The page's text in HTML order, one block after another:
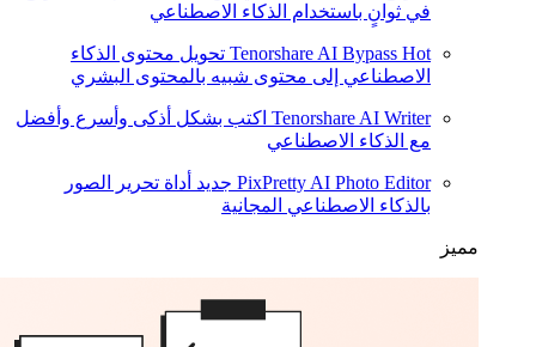
في ثوانٍ باستخدام الذكاء الاصطناعي
Tenorshare AI Bypass Hot
تحويل محتوى الذكاء
الاصطناعي إلى محتوى شبيه بالمحتوى البشري
Tenorshare AI Writer اكتب بشكل أذكى وأسرع وأفضل
مع الذكاء الاصطناعي
PixPretty AI Photo Editor جديد أداة تحرير الصور
بالذكاء الاصطناعي المجانية
مميز